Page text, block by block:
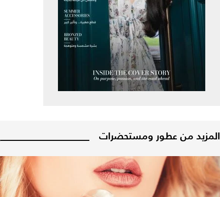
المزيد من عطور ومستحضرات